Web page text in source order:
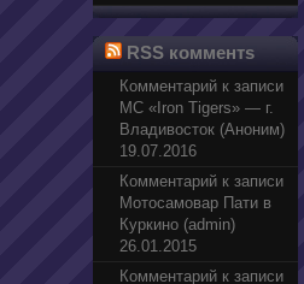
RSS комментs
Комментарий к записи
МС «Iron Tigers» — г.
Владивосток (Аноним)
19.07.2016
Комментарий к записи
Мотосамовар Пати в
Куркино (admin)
26.01.2015
Комментарий к записи